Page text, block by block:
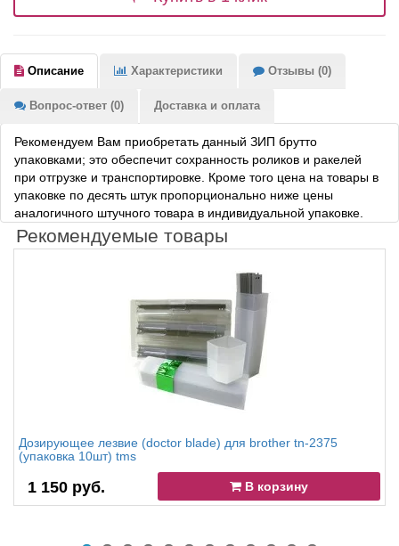
Описание Характеристики Отзывы (0)
Вопрос-ответ (0) Доставка и оплата
Рекомендуем Вам приобретать данный ЗИП брутто
упаковками; это обеспечит сохранность роликов и ракелей
при отгрузке и транспортировке. Кроме того цена на товары в
упаковке по десять штук пропорционально ниже цены
аналогичного штучного товара в индивидуальной упаковке.
Рекомендуемые товары
Дозирующее лезвие (doctor blade) для brother tn-2375
(упаковка 10шт) tms
1 150 руб. В корзину